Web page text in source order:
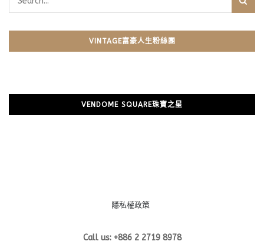
VINTAGE富豪人生粉絲團
VENDOME SQUARE珠寶之星
隱私權政策
Call us: +886 2 2719 8978